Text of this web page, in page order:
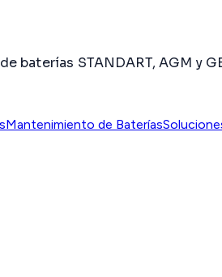
baterías STANDART, AGM y
Mantenimiento de Baterías